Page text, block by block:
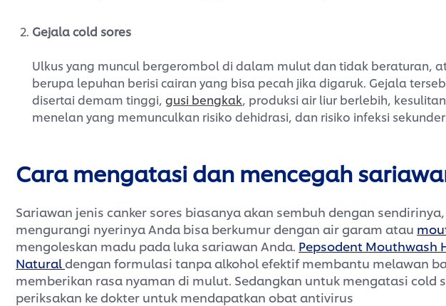
Gejala cold sores
Ulkus yang muncul bergerombol di dalam mulut dan tidak beraturan,
berupa lepuhan berisi cairan yang bisa pecah jika digaruk. Gejala
disertai demam tinggi, gusi bengkak, produksi air liur berlebih,
menelan yang memunculkan risiko dehidrasi, dan risiko infeksi
Cara mengatasi dan mencegah
Sariawan jenis canker sores biasanya akan sembuh dengan
mengurangi nyerinya Anda bisa berkumur dengan air garam atau
mengoleskan madu pada luka sariawan Anda. Pepsodent Mouthwash
Natural dengan formulasi tanpa alkohol efektif membantu melawan
memberikan rasa nyaman di mulut. Sedangkan untuk mengatasi cold
periksakan ke dokter untuk mendapatkan obat antivirus